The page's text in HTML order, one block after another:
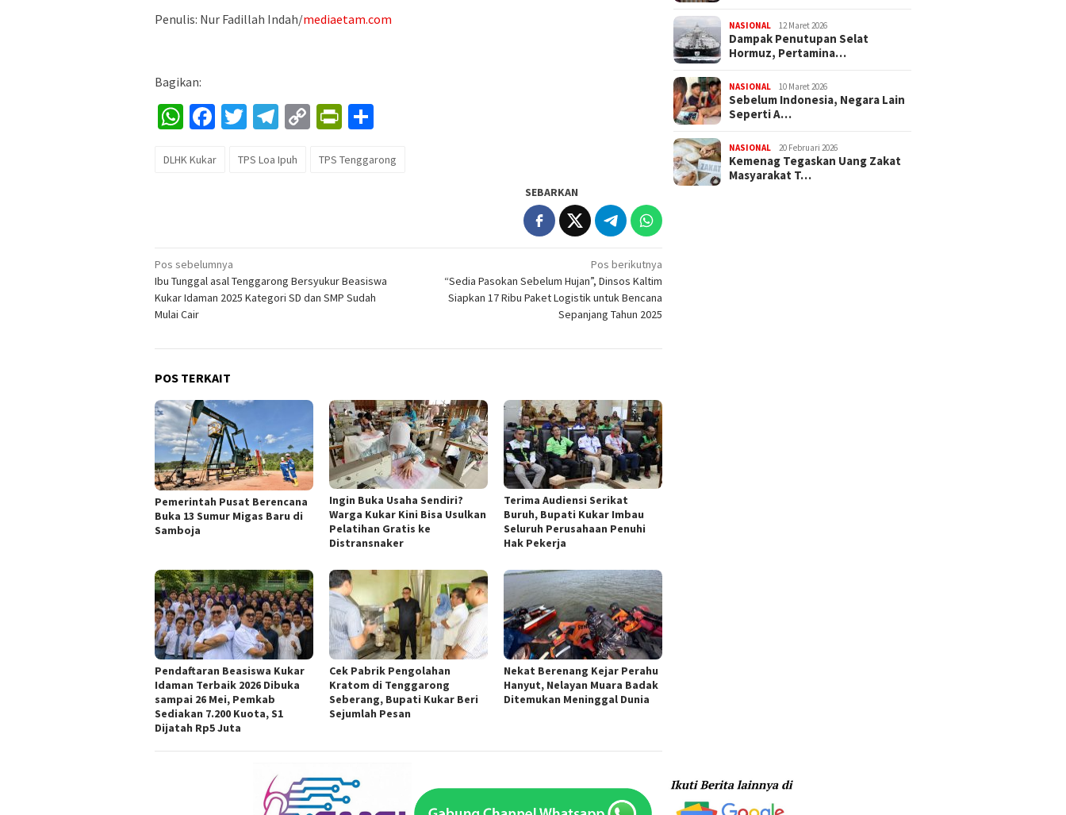
Penulis: Nur Fadillah Indah/mediaetam.com
Bagikan:
WhatsApp
Facebook
Twitter
Telegram
CopyPrintFriendly
DLHK Kukar TPS Loa Ipuh TPS Tenggarong
SEBARKAN
Navigasi
pos
Pos sebelumnya
Ibu Tunggal asal Tenggarong Bersyukur Beasiswa
Kukar Idaman 2025 Kategori SD dan SMP Sudah
Mulai Cair
Pos berikutnya
“Sedia Pasokan Sebelum Hujan”, Dinsos Kaltim
Siapkan 17 Ribu Paket Logistik untuk Bencana
Sepanjang Tahun 2025
POS TERKAIT
Pemerintah Pusat Berencana
Buka 13 Sumur Migas Baru di
Samboja
Ingin Buka Usaha Sendiri?
Warga Kukar Kini Bisa Usulkan
Pelatihan Gratis ke
Distransnaker
Terima Audiensi Serikat
Buruh, Bupati Kukar Imbau
Seluruh Perusahaan Penuhi
Hak Pekerja
Pendaftaran Beasiswa Kukar
Idaman Terbaik 2026 Dibuka
sampai 26 Mei, Pemkab
Sediakan 7.200 Kuota, S1
Dijatah Rp5 Juta
Cek Pabrik Pengolahan
Kratom di Tenggarong
Seberang, Bupati Kukar Beri
Sejumlah Pesan
Nekat Berenang Kejar Perahu
Hanyut, Nelayan Muara Badak
Ditemukan Meninggal Dunia
NASIONAL 12 Maret 2026
Dampak Penutupan Selat
Hormuz, Pertamina…
NASIONAL 10 Maret 2026
Sebelum Indonesia, Negara Lain
Seperti A…
NASIONAL 20 Februari 2026
Kemenag Tegaskan Uang Zakat
Masyarakat T…